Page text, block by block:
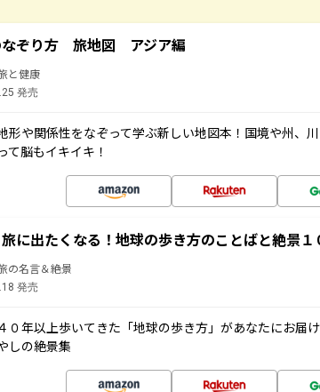
なぞり方 旅地図 アジア編
と健康
発売
形や関係性をなぞって学ぶ新しい地図本！国境や州、
て脳もイキイキ！
に出たくなる！地球の歩き方のことばと絶景１
の名言＆絶景
発売
０年以上歩いてきた「地球の歩き方」があなたにお届
しの絶景集